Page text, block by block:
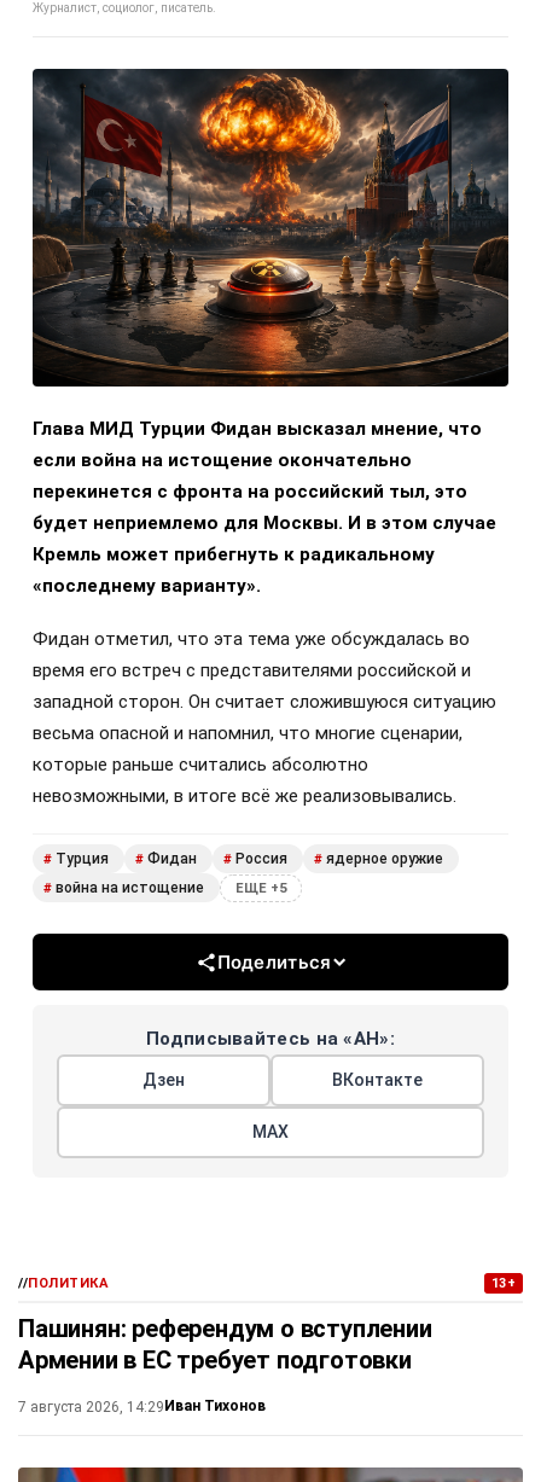
Журналист, социолог, писатель.
Глава МИД Турции Фидан высказал мнение, что
если война на истощение окончательно
перекинется с фронта на российский тыл, это
будет неприемлемо для Москвы. И в этом случае
Кремль может прибегнуть к радикальному
«последнему варианту».
Фидан отметил, что эта тема уже обсуждалась во
время его встреч с представителями российской и
западной сторон. Он считает сложившуюся ситуацию
весьма опасной и напомнил, что многие сценарии,
которые раньше считались абсолютно
невозможными, в итоге всё же реализовывались.
# Турция # Фидан # Россия # ядерное оружие
# война на истощение ЕЩЕ +5
Поделиться
Подписывайтесь на «АН»:
Дзен ВКонтакте
МАХ
//ПОЛИТИКА 13+
Пашинян: референдум о вступлении
Армении в ЕС требует подготовки
7 августа 2026, 14:29 Иван Тихонов